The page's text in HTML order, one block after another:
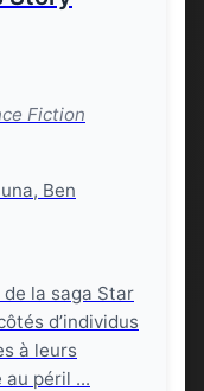
Fiction
Ben
la saga Star
d’individus
à leurs
au péril ...